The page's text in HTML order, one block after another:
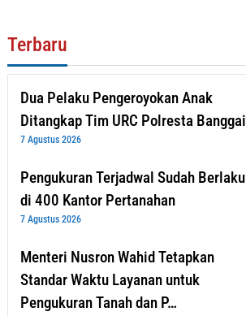
Terbaru
Dua Pelaku Pengeroyokan Anak
Ditangkap Tim URC Polresta Banggai
7 Agustus 2026
Pengukuran Terjadwal Sudah Berlaku
di 400 Kantor Pertanahan
7 Agustus 2026
Menteri Nusron Wahid Tetapkan
Standar Waktu Layanan untuk
Pengukuran Tanah dan P…